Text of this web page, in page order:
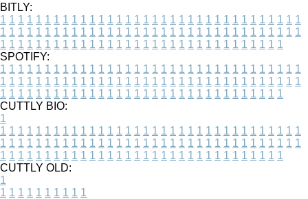
BITLY:
1 1 1 1 1 1 1 1 1 1 1 1 1 1 1 1 1 1 1 1 1 1 1 1 1 1 1 1 1 1 1 1 1 1
1 1 1 1 1 1 1 1 1 1 1 1 1 1 1 1 1 1 1 1 1 1 1 1 1 1 1 1 1 1 1 1 1 1
1 1 1 1 1 1 1 1 1 1 1 1 1 1 1 1 1 1 1 1 1 1 1 1 1 1 1 1 1 1 1 1
SPOTIFY:
1 1 1 1 1 1 1 1 1 1 1 1 1 1 1 1 1 1 1 1 1 1 1 1 1 1 1 1 1 1 1 1 1 1
1 1 1 1 1 1 1 1 1 1 1 1 1 1 1 1 1 1 1 1 1 1 1 1 1 1 1 1 1 1 1 1 1 1
1 1 1 1 1 1 1 1 1 1 1 1 1 1 1 1 1 1 1 1 1 1 1 1 1 1 1 1 1 1 1 1
CUTTLY BIO:
1
1 1 1 1 1 1 1 1 1 1 1 1 1 1 1 1 1 1 1 1 1 1 1 1 1 1 1 1 1 1 1 1 1 1
1 1 1 1 1 1 1 1 1 1 1 1 1 1 1 1 1 1 1 1 1 1 1 1 1 1 1 1 1 1 1 1 1 1
1 1 1 1 1 1 1 1 1 1 1 1 1 1 1 1 1 1 1 1 1 1 1 1 1 1 1 1 1 1 1 1
CUTTLY OLD:
1
1 1 1 1 1 1 1 1 1 1